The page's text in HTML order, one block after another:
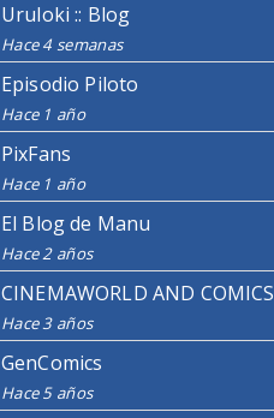
Uruloki :: Blog
Hace 4 semanas
Episodio Piloto
Hace 1 año
PixFans
Hace 1 año
El Blog de Manu
Hace 2 años
CINEMAWORLD AND COMICS
Hace 3 años
GenComics
Hace 5 años